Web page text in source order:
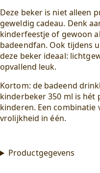
Deze beker is niet alleen
geweldig cadeau. Denk
kinderfeestje of gewoon
badeendfan. Ook tijdens
deze beker ideaal:
opvallend leuk.
Kortom: de badeend
kinderbeker 350 ml is
kinderen. Een combinatie
vrolijkheid in één.
Productgegevens